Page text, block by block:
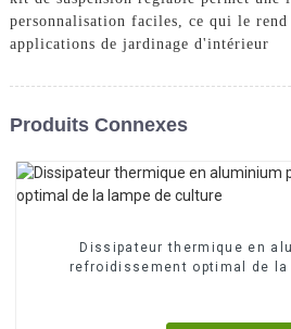
personnalisation faciles, ce qui le rend
applications de jardinage d'intérieur
Produits Connexes
Dissipateur thermique en
refroidissement optimal de